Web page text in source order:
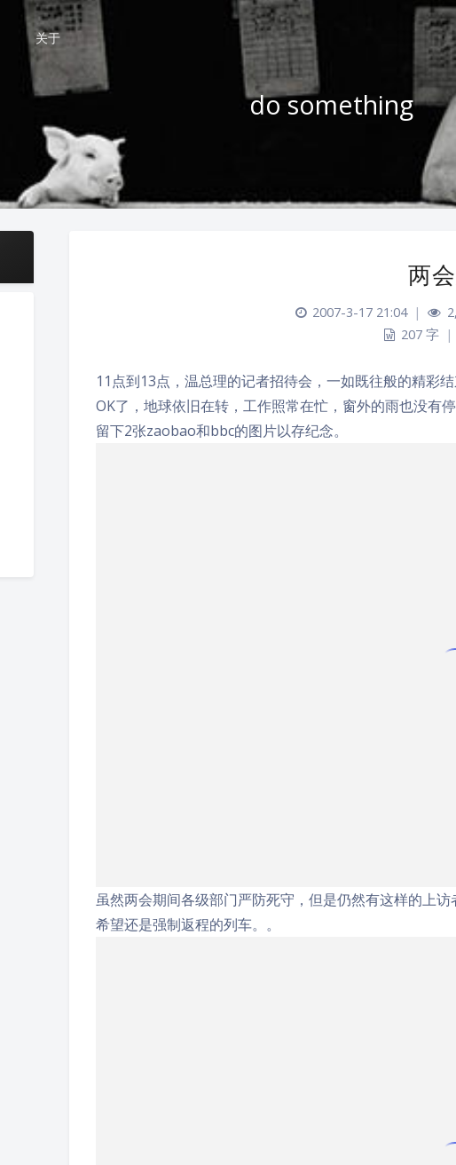
关于
do something
两
2007-3-17 21:04 |
207 字
|
11点到13点，温总理的记者招待会，一如既往般的精彩
OK了，地球依旧在转，工作照常在忙，窗外的雨也没有停
留下2张zaobao和bbc的图片以存纪念。
虽然两会期间各级部门严防死守，但是仍然有这样的上
希望还是强制返程的列车。。